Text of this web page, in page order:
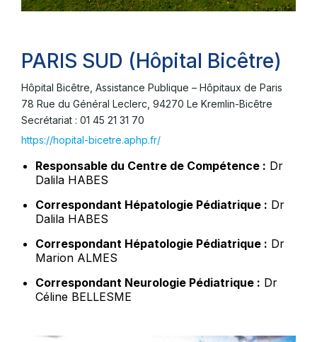
PARIS SUD (Hôpital Bicêtre)
Hôpital Bicêtre, Assistance Publique – Hôpitaux de Paris
78 Rue du Général Leclerc, 94270 Le Kremlin-Bicêtre
Secrétariat : 01 45 21 31 70
https://hopital-bicetre.aphp.fr/
Responsable du Centre de Compétence : Dr
Dalila HABES
Correspondant Hépatologie Pédiatrique : Dr
Dalila HABES
Correspondant Hépatologie Pédiatrique : Dr
Marion ALMES
Correspondant Neurologie Pédiatrique : Dr
Céline BELLESME